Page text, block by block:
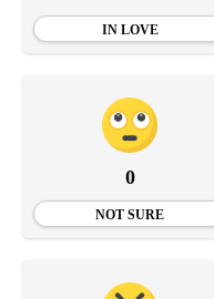
IN LOVE
0
NOT SURE